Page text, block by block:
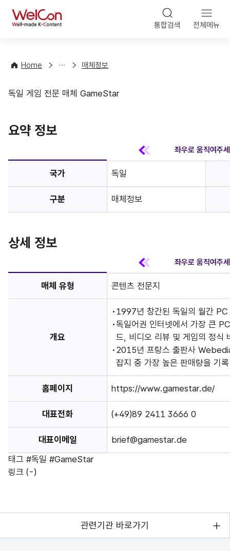
WelCon 통합검색 전체메뉴
Home
컨
팅
해
기
정
매체정보
매체정보
독일 게임 전문 매체 GameStar
요약 정보
국가 독일
구분 매체정보
상세 정보
매체 유형 콘텐츠 전문지
개요
1997년 창간된 독일의 월간
독일어권 인터넷에서 가장 큰
드, 비디오 리뷰 및 게임의 정식
2015년 프랑스 출판사
잡지 중 가장 높은 판매량을 기록
홈페이지 https://www.gamestar.de/
대표전화 (+49)89 2411 3666 0
대표이메일
brief@gamestar.de
태그 #독일 #GameStar
링크 (-)
관련기관 바로가기